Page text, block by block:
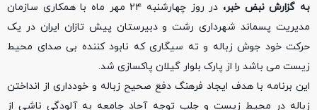
به گزارش نبض خبر،
در روز چهارشنبه ۲۴ مهر ماه با همکاری سازمان
مدیریت پسماند شهرداری رشت و دبیرستان پیش تازان ایران در یک
حرکت خود جوش زباله و ته سیگاری که نابود کننده بی صدای محیط
زیست می باشد را از پارک بلوار گیلان پاکسازی شد.
این برنامه با هدف ایجاد فرهنگ دفع صحیح زباله و خودداری از انداختن
زباله در محیط زیست و جلب توجه آحاد جامعه به آلودگی ناشی از